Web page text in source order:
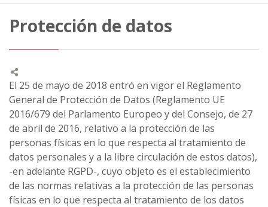
Protección de datos
El 25 de mayo de 2018 entró en vigor el Reglamento
General de Protección de Datos (Reglamento UE
2016/679 del Parlamento Europeo y del Consejo, de 27
de abril de 2016, relativo a la protección de las
personas físicas en lo que respecta al tratamiento de
datos personales y a la libre circulación de estos datos),
-en adelante RGPD-, cuyo objeto es el establecimiento
de las normas relativas a la protección de las personas
físicas en lo que respecta al tratamiento de los datos